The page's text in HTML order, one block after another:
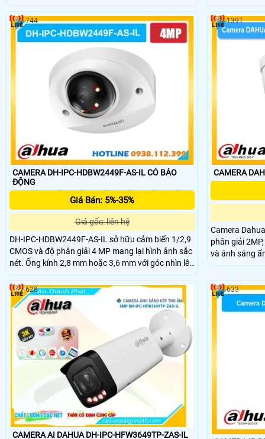
nét cả ngày lẫn đêm. Tích hợp PTZ xoay ngang
345°, dọc 90°, báo động chủ động bằng còi hú và
đèn chớp, có mic và đàm thoại 2 chiều.
30m, chống
trữ với thẻ nhớ
giúp phân
từ xa qua
CAMERA DH-IPC-HDBW2449F-AS-IL CÓ BÁO
ĐỘNG
Giá Bán: 5%-35%
Giá gốc: liên hệ
DH-IPC-HDBW2449F-AS-IL sở hữu cảm biến 1/2,9
CMOS và độ phân giải 4 MP mang lại hình ảnh sắc
nét. Ống kính 2,8 mm hoặc 3,6 mm với góc nhìn lên
đến 101° hoặc 83°. Đèn hồng ngoại và đèn ánh
sáng ấm chiếu xa 30 m hỗ trợ quan sát ban đêm.
Hỗ trợ thẻ nhớ lưu trữ tối đa 256GB và tên miền
xem camera từ xa qua app hoặc web.
744
CAMERA
Camera
phân giải
và ánh sáng
512GB,
hiện xâm
1391
CAMERA AI DAHUA DH-IPC-HFW3649TP-ZAS-IL
628 633